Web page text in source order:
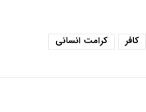
کافر کرامت انسانی